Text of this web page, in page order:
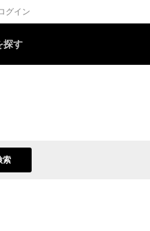
グイン
探す
索